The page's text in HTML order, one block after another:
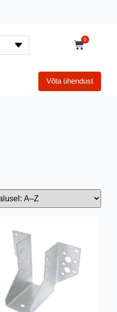
0
Võta ühendust